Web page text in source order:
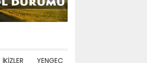
İKİZLER YENGEÇ